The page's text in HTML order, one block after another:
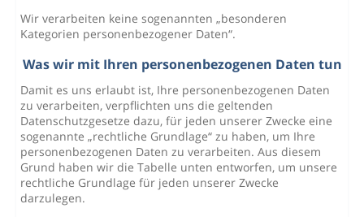
Wir verarbeiten keine sogenannten „besonderen
Kategorien personenbezogener Daten“.
Was wir mit Ihren personenbezogenen Daten tun
Damit es uns erlaubt ist, Ihre personenbezogenen Daten
zu verarbeiten, verpflichten uns die geltenden
Datenschutzgesetze dazu, für jeden unserer Zwecke eine
sogenannte „rechtliche Grundlage“ zu haben, um Ihre
personenbezogenen Daten zu verarbeiten. Aus diesem
Grund haben wir die Tabelle unten entworfen, um unsere
rechtliche Grundlage für jeden unserer Zwecke
darzulegen.